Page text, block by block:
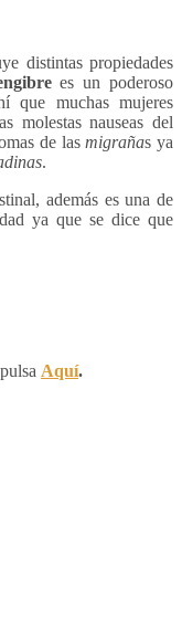
distintas propiedades
es un poderoso
que muchas mujeres
molestas nauseas del
de lasmigrañas ya
.
además es una de
ya que se dice que
Aquí.